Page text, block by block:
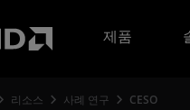
제품
리소스 사례 연구 CESO